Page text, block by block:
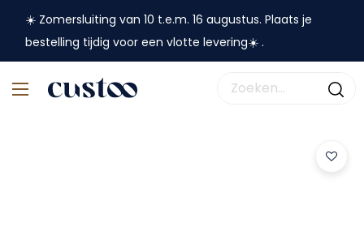
☀️ Zomersluiting van 10 t.e.m. 16 augustus. Plaats je
bestelling tijdig voor een vlotte levering☀️ .